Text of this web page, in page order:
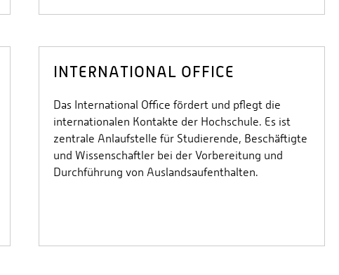
INTERNATIONAL OFFICE
Das International Office fördert und pflegt die
internationalen Kontakte der Hochschule. Es ist
zentrale Anlaufstelle für Studierende, Beschäftigte
und Wissenschaftler bei der Vorbereitung und
Durchführung von Auslandsaufenthalten.